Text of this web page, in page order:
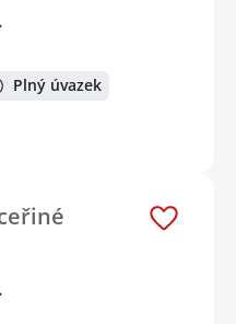
Plný úvazek